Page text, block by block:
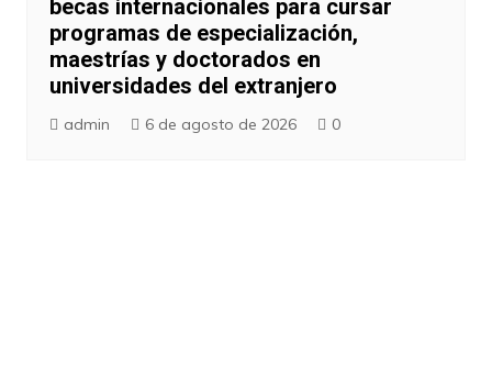
becas internacionales para cursar
programas de especialización,
maestrías y doctorados en
universidades del extranjero
admin 6 de agosto de 2026 0